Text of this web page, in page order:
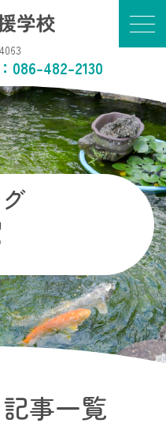
学校
086-482-2130
事一覧